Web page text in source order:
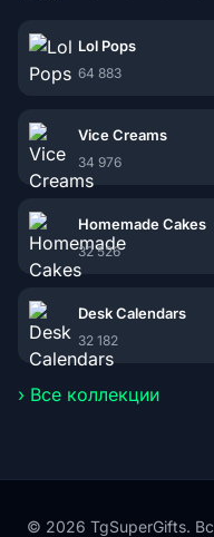
Lol Pops
64 883
Vice Creams
34 976
Homemade Cakes
32 526
Desk Calendars
32 182
› Все коллекции
© 2026 TgSuperGifts.